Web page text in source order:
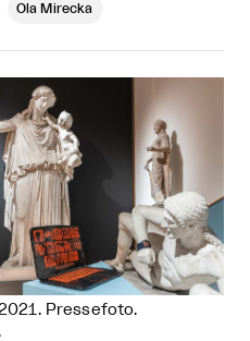
Ola Mirecka
Pressefoto.